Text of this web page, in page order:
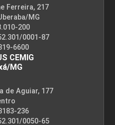
Ferreira, 217
MG
200
0001-87
6600
CEMIG
MG
de Aguiar, 177
236
0050-65